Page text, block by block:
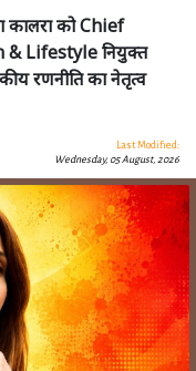
कालरा को Chief
& Lifestyle नियुक्त
रणनीति का नेतृत्व
Last Modified:
Wednesday, 05 August, 2026